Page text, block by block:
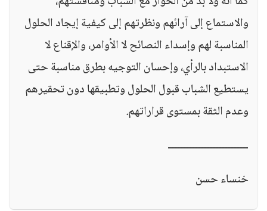
والاستماع إلى آرائهم ونظرتهم إلى كيفية إيجاد الحلول
المناسبة لهم وإسداء النصائح لا الأوامر، والإقناع لا
الاستبداد بالرأي، وإحسان التوجيه بطرق مناسبة حتى
يستطيع الشباب قبول الحلول وتطبيقها دون تحقيرهم
وعدم الثقة بمستوى قراراتهم.
ـــــــــــــــــــــــــــ
خنساء حسن